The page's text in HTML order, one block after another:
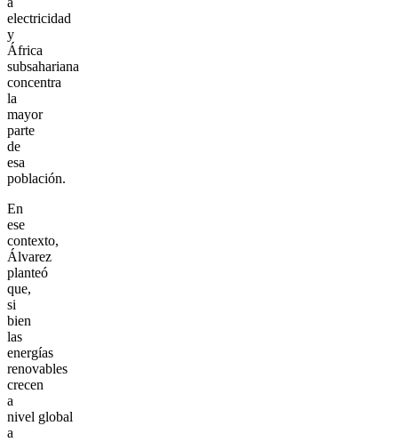
electricidad
y
África
subsahariana
concentra
la
mayor
parte
de
esa
población.
En
ese
contexto,
Álvarez
planteó
que,
si
bien
las
energías
renovables
crecen
a
nivel global
a